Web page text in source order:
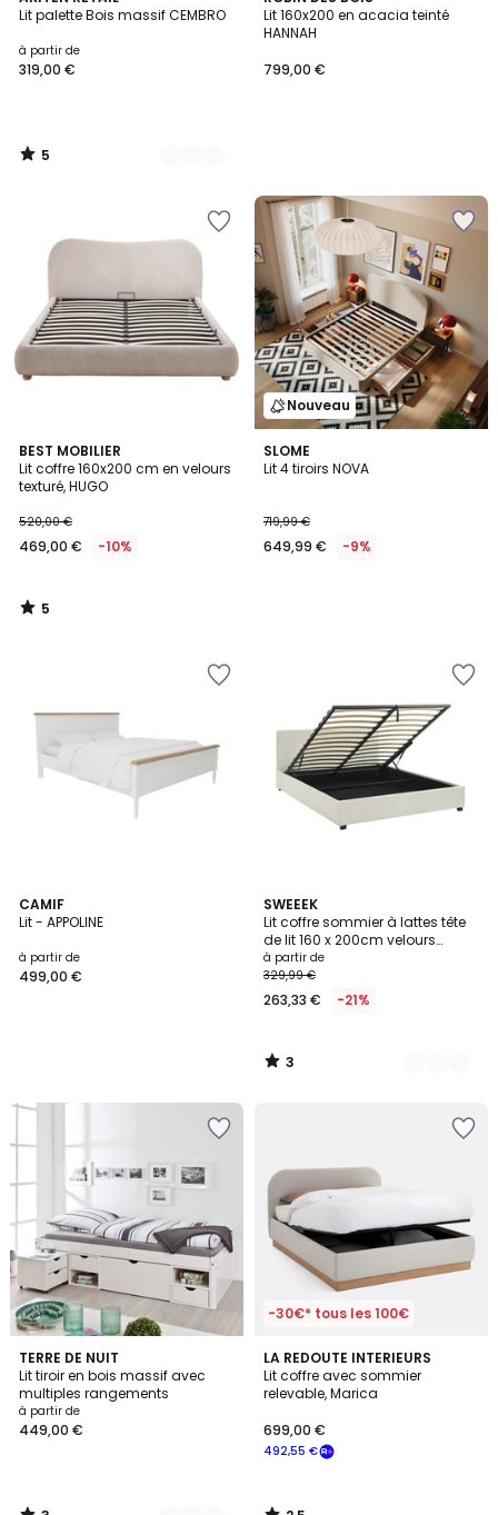
Lit palette Bois massif CEMBRO
à partir de
319,00 €
/
Couleurs
5
/
Lit 160x200 en acacia teinté
HANNAH
799,00 €
BEST MOBILIER
Lit coffre 160x200 cm en velours
texturé, HUGO
520,00 €
469,00 € -10%
5
/
5
5
/
Nouveau
SLOME
Lit 4 tiroirs NOVA
719,99 €
649,99 € -9%
CAMIF
Lit - APPOLINE
à partir de
499,00 €
SWEEEK
Lit coffre sommier à lattes tête
de lit 160 x 200cm velours
côtelé (grosse côte) AVALON
à partir de
329,99 €
263,33 € -21%
3
/
5
2
Couleurs
3
/
TERRE DE NUIT
Lit tiroir en bois massif avec
multiples rangements
à partir de
449,00 €
3
/
5
2
Couleurs
-30€* tous les 100€
LA REDOUTE INTERIEURS
Lit coffre avec sommier
relevable, Marica
492,55 €
699,00 €
2,5
/ 5